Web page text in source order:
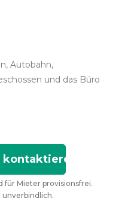
Autobahn,
und das Büro
für Mieter provisionsfrei.
unverbindlich.